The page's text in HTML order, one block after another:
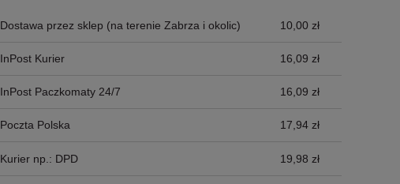
płatności
Dostawa przez sklep (na terenie Zabrza i okolic) 10,00 zł
InPost Kurier 16,09 zł
InPost Paczkomaty 24/7 16,09 zł
Poczta Polska 17,94 zł
Kurier np.: DPD 19,98 zł